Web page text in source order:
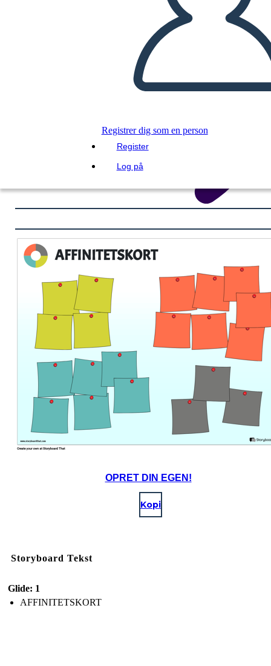
Registrer dig som en person
Register
Log på
OPRET DIN EGEN!
Kopi
Storyboard Tekst
Glide: 1
AFFINITETSKORT